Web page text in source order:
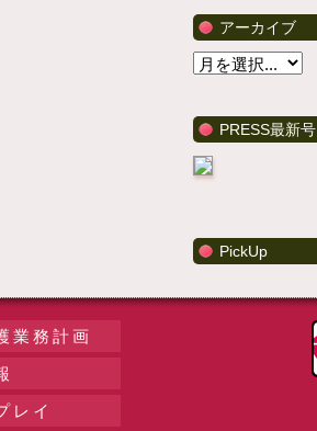
アーカイブ
PRESS最新号
PickUp
業務計画
レイ